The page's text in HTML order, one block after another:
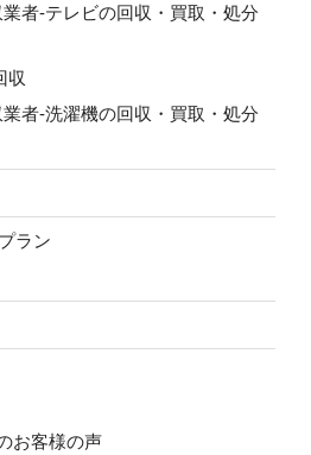
者-テレビの回収・買取・処分
収
者-洗濯機の回収・買取・処分
ラン
お客様の声